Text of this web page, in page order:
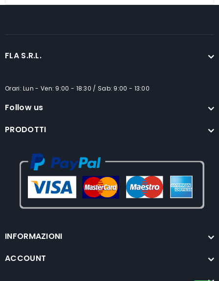
FLA S.R.L.
Orari: Lun - Ven: 9:00 - 18:30 / Sab: 9:00 - 13:00
Follow us
PRODOTTI
INFORMAZIONI
ACCOUNT